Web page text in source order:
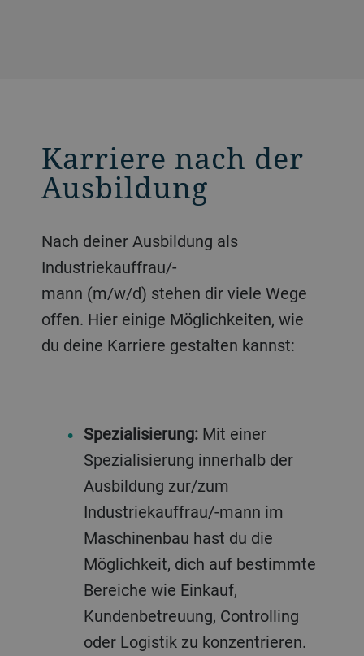
Karriere nach der
Ausbildung
Nach deiner Ausbildung als
Industriekauffrau/-
mann (m/w/d) stehen dir viele Wege
offen. Hier einige Möglichkeiten, wie
du deine Karriere gestalten kannst:
Spezialisierung: Mit einer
Spezialisierung innerhalb der
Ausbildung zur/zum
Industriekauffrau/-mann im
Maschinenbau hast du die
Möglichkeit, dich auf bestimmte
Bereiche wie Einkauf,
Kundenbetreuung, Controlling
oder Logistik zu konzentrieren.